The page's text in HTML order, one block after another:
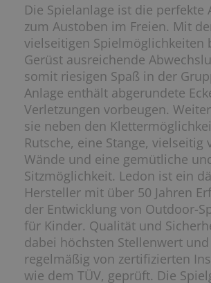
Die Spielanlage ist die perfekte
zum Austoben im Freien. Mit
vielseitigen Spielmöglichkeiten
Gerüst ausreichende
somit riesigen Spaß in der
Anlage enthält abgerundete
Verletzungen vorbeugen.
sie neben den
Rutsche, eine Stange, vielseitig
Wände und eine gemütliche
Sitzmöglichkeit. Ledon ist ein
Hersteller mit über 50 Jahren
der Entwicklung von Outdoor-
für Kinder. Qualität und
dabei höchsten Stellenwert
regelmäßig von zertifizierten
wie dem TÜV, geprüft. Die